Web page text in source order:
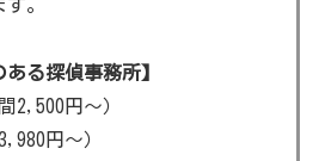
。
ある探偵事務所】
2,500円～）
円～）